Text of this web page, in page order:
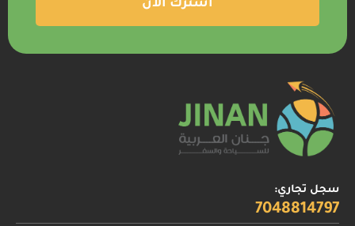
سجل تجاري:
7048814797